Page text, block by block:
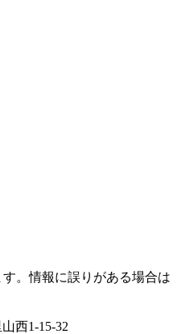
す。情報に誤りがある場合は
山西1-15-32